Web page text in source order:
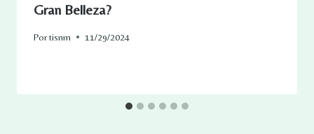
Gran Belleza?
Portisnm 11/29/2024